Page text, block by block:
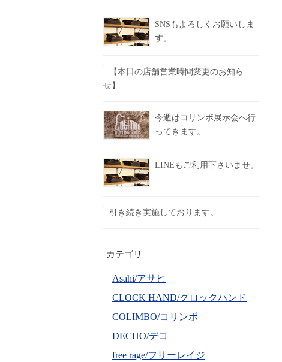
SNSもよろしくお願いしま
す。
【本日の店舗営業時間変更のお知ら
せ】
今週はコリンボ展示会へ行
ってきます。
LINEもご利用下さいませ。
引き続き実施しております。
カテゴリ
Asahi/アサヒ
CLOCK HAND/クロックハンド
COLIMBO/コリンボ
DECHO/デコ
free rage/フリーレイジ